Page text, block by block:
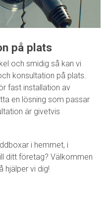
på plats
och smidig så kan vi
konsultation på plats.
fast installation av
en lösning som passar
är givetvis
i hemmet, i
ditt företag? Välkommen
hjälper vi dig!